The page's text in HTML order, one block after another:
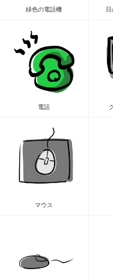
緑色の電話機
電話
マウス